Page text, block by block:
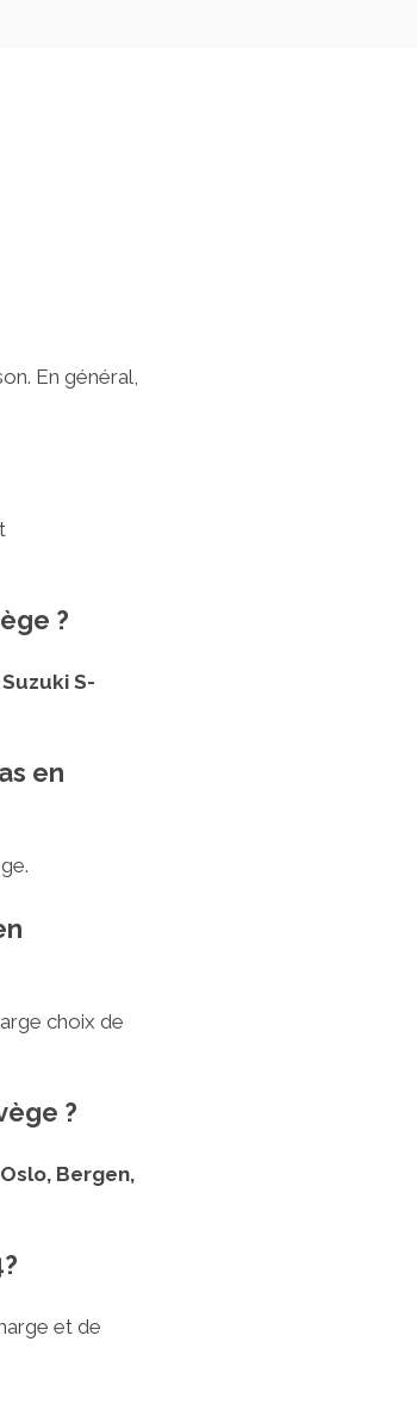
En général,
?
Suzuki S-
en
choix de
?
Oslo, Bergen,
et de